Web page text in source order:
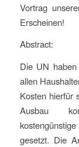
Vortrag
Erscheinen!
Abstract:
Die UN
allen
Kosten hierfür
Ausbau
gesetzt. Die